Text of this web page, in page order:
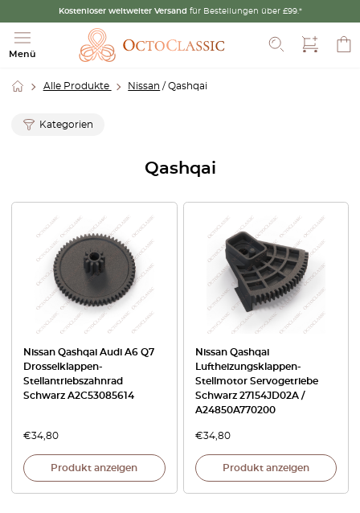
Kostenloser weltweiter Versand für Bestellungen über £99.*
Menü
Suche
Alle Produkte Nissan / Qashqai
Kategorien
Qashqai
Nissan Qashqai Audi A6 Q7
Drosselklappen-
Stellantriebszahnrad
Schwarz A2C53085614
€34,80
Produkt anzeigen
Nissan Qashqai
Luftheizungsklappen-
Stellmotor Servogetriebe
Schwarz 27154JD02A /
A24850A770200
€34,80
Produkt anzeigen